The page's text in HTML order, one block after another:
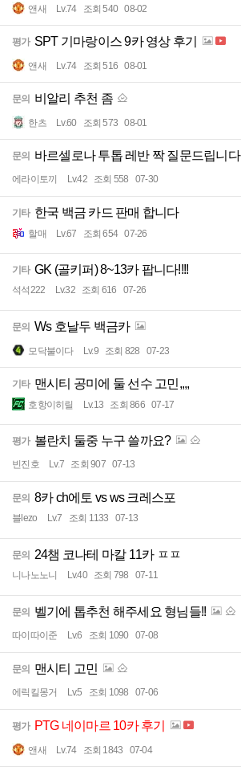
앤새 Lv.74 조회 540 08-02
평가 SPT 기마랑이스 9카 영상 후기
앤새 Lv.74 조회 516 08-01
문의 비알리 추천 좀
한츠 Lv.60 조회 573 08-01
문의 바르셀로나 투톱 레반 짝 질문드립니다
에라이토끼 Lv.42 조회 558 07-30
기타 한국 백금 카드 판매 합니다
할매 Lv.67 조회 654 07-26
기타 GK (골키퍼) 8~13카 팝니다!!!!
석석222 Lv.32 조회 616 07-26
문의 Ws 호날두 백금카
모닥불이다 Lv.9 조회 828 07-23
기타 맨시티 공미에 둘 선수 고민,,,,
호항이히릴 Lv.13 조회 866 07-17
평가 볼란치 둘중 누구 쓸까요?
빈진호 Lv.7 조회 907 07-13
문의 8카 ch에토 vs ws 크레스포
블lezo Lv.7 조회 1133 07-13
문의 24챔 코나테 마칼 11카 ㅍㅍ
니나노노니 Lv.40 조회 798 07-11
문의 벨기에 톱추천 해주세요 형님들!!
따이따이준 Lv.6 조회 1090 07-08
문의 맨시티 고민
에릭킬몽거 Lv.5 조회 1098 07-06
평가 PTG 네이마르 10카 후기
앤새 Lv.74 조회 1843 07-04